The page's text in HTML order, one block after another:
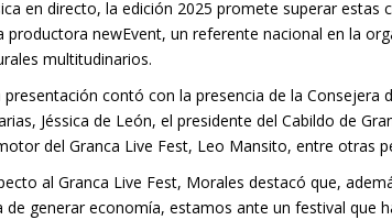
en directo, la edición 2025 promete superar estas
productora newEvent, un referente nacional en la
multitudinarios.
presentación contó con la presencia de la Consejera
Jéssica de León, el presidente del Cabildo de
del Granca Live Fest, Leo Mansito, entre otras
al Granca Live Fest, Morales destacó que,
de generar economía, estamos ante un festival que